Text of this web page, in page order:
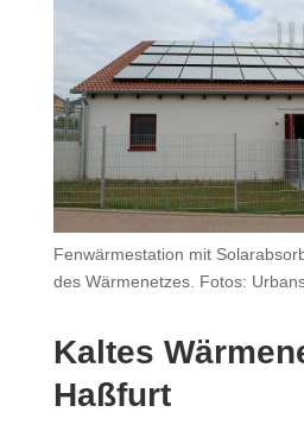
Fenwärmestation mit
des Wärmenetzes. Fotos:
Kaltes
Haßfurt